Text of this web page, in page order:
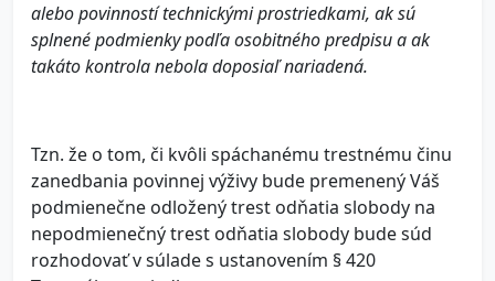
alebo povinností technickými prostriedkami, ak sú
splnené podmienky podľa osobitného predpisu a ak
takáto kontrola nebola doposiaľ nariadená.
Tzn. že o tom, či kvôli spáchanému trestnému činu
zanedbania povinnej výživy bude premenený Váš
podmienečne odložený trest odňatia slobody na
nepodmienečný trest odňatia slobody bude súd
rozhodovať v súlade s ustanovením § 420